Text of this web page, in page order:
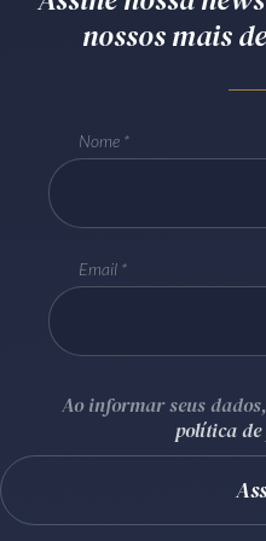
Batel Curitiba/
nossos mais
Nome
Email
Ao informar seus
política